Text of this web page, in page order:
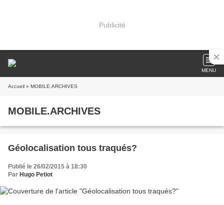
Publicité
MENU
Accueil » MOBILE.ARCHIVES
MOBILE.ARCHIVES
Géolocalisation tous traqués?
Publié le 26/02/2015 à 18:30
Par Hugo Petiot